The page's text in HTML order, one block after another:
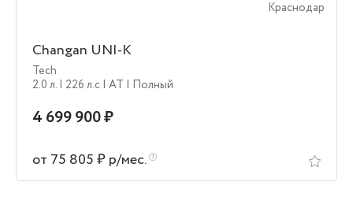
Краснодар
Changan UNI-K
Tech
2.0 л. | 226 л.c | AT | Полный
4 699 900 ₽
от 75 805 ₽ р/мес.